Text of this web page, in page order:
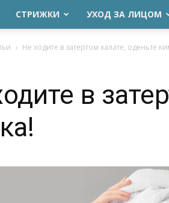
СТРИЖКИ УХОД ЗА ЛИЦОМ
Не ходите в затертом халате, оденьте
в